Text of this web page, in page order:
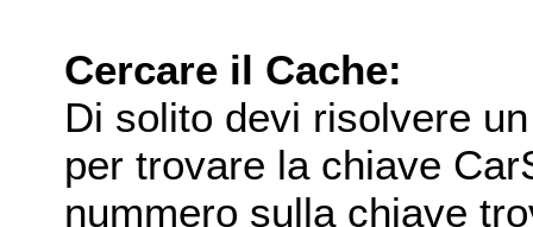
Cercare il Cache:
Di solito devi risolvere
per trovare la chiave
nummero sulla chiave